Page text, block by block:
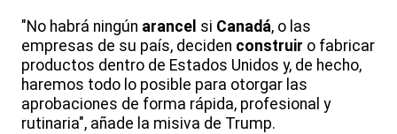
"No habrá ningún arancel si Canadá, o las
empresas de su país, deciden construir o fabricar
productos dentro de Estados Unidos y, de hecho,
haremos todo lo posible para otorgar las
aprobaciones de forma rápida, profesional y
rutinaria", añade la misiva de Trump.